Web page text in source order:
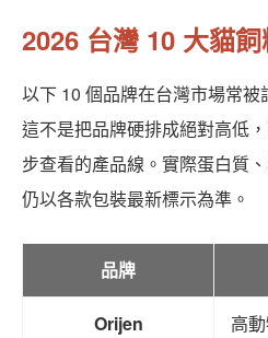
2026 台灣 10 大貓
以下 10 個品牌在台灣市場常被
這不是把品牌硬排成絕對高低
步查看的產品線。實際蛋白質
仍以各款包裝最新標示為準。
品牌
Orijen
高